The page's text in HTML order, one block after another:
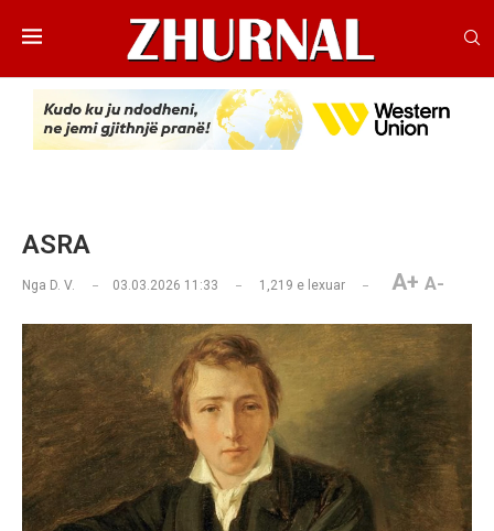
ASRA
Nga D. V. 03.03.2026 11:33 1,219 e lexuar A+ A-